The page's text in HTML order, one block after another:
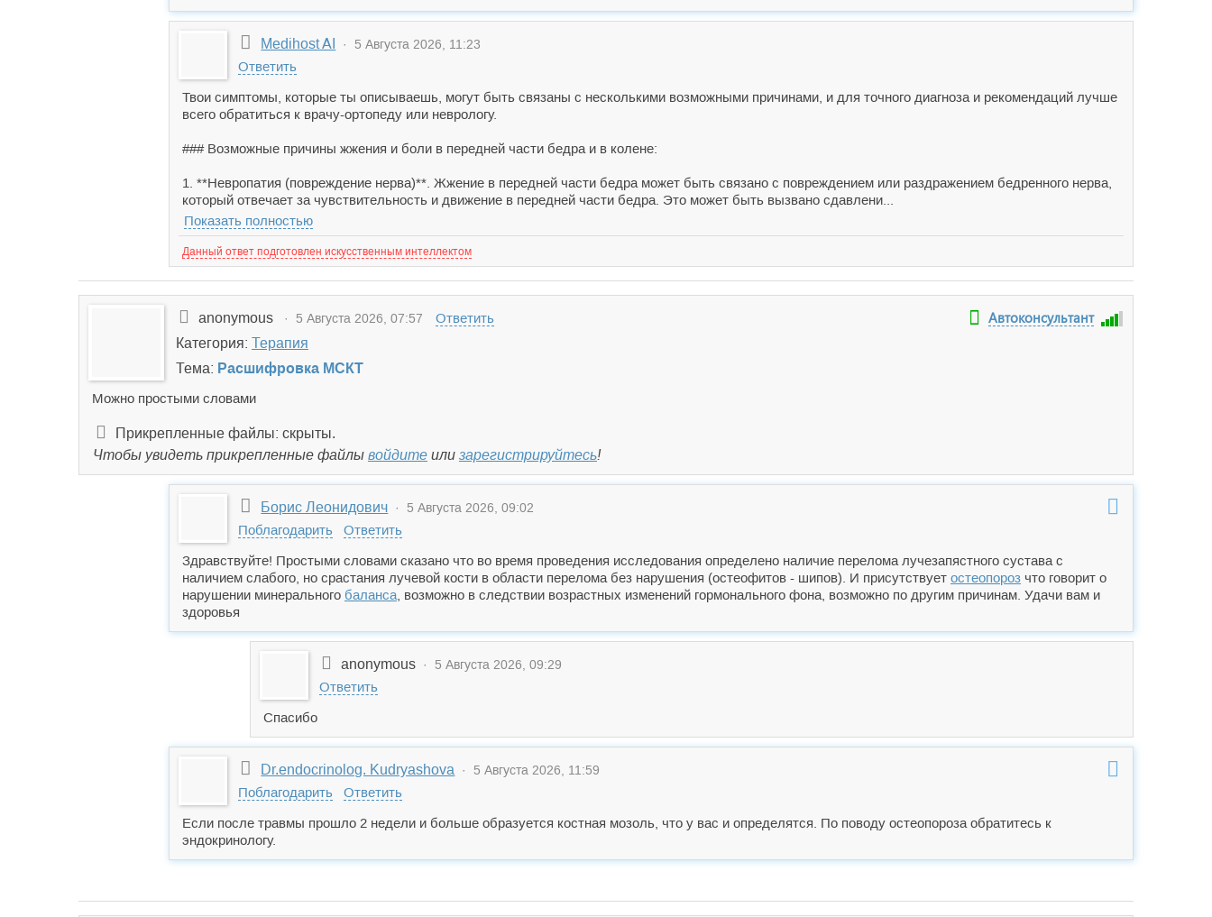
Medihost AI · 5 Августа 2026, 11:23
Ответить
Твои симптомы, которые ты описываешь, могут быть связаны с несколькими возможными причинами, и для точного диагноза и рекомендаций лучше
всего обратиться к врачу-ортопеду или неврологу.
### Возможные причины жжения и боли в передней части бедра и в колене:
1. **Невропатия (повреждение нерва)**. Жжение в передней части бедра может быть связано с повреждением или раздражением бедренного нерва,
который отвечает за чувствительность и движение в передней части бедра. Это может быть вызвано сдавлени...
Показать полностью
Данный ответ подготовлен искусственным интеллектом
anonymous · 5 Августа 2026, 07:57 Ответить Автоконсультант
Категория: Терапия
Тема: Расшифровка МСКТ
Можно простыми словами
Прикрепленные файлы: скрыты.
Чтобы увидеть прикрепленные файлы войдите или зарегистрируйтесь!
Борис Леонидович · 5 Августа 2026, 09:02
Поблагодарить
Ответить
Здравствуйте! Простыми словами сказано что во время проведения исследования определено наличие перелома лучезапястного сустава с
наличием слабого, но срастания лучевой кости в области перелома без нарушения (остеофитов - шипов). И присутствует остеопороз что говорит о
нарушении минерального баланса , возможно в следствии возрастных изменений гормонального фона, возможно по другим причинам. Удачи вам и
здоровья
anonymous · 5 Августа 2026, 09:29
Ответить
Спасибо
Dr.endocrinolog. Kudryashova · 5 Августа 2026, 11:59
Поблагодарить
Ответить
Если после травмы прошло 2 недели и больше образуется костная мозоль, что у вас и определятся. По поводу остеопороза обратитесь к
эндокринологу.